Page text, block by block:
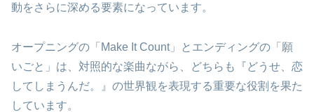
動をさらに深める要素になっています。
オープニングの「Make It Count」とエンディングの「願
いごと」は、対照的な楽曲ながら、どちらも『どうせ、恋
してしまうんだ。』の世界観を表現する重要な役割を果た
しています。